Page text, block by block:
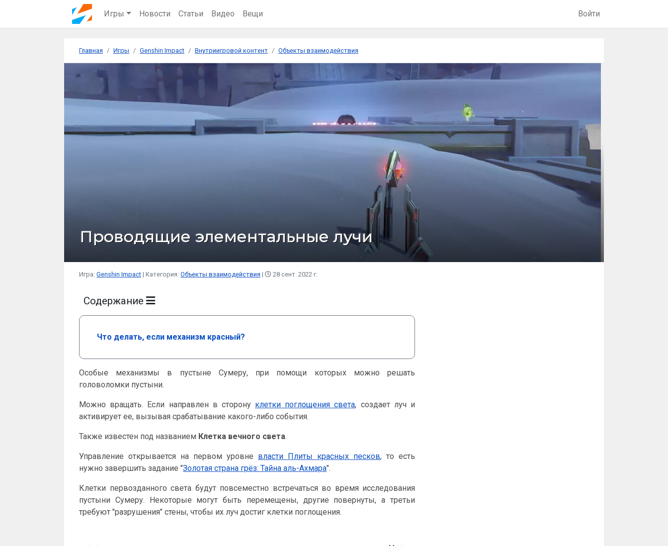
Игры Новости Статьи Видео Вещи Войти
Главная Игры Genshin Impact Внутриигровой контент Объекты взаимодействия
Проводящие элементальные лучи
Игра: Genshin Impact Категория: Объекты взаимодействия 28 сент. 2022 г.
Содержание
Что делать, если механизм красный?
Особые механизмы в пустыне Сумеру, при помощи которых можно решать
головоломки пустыни.
Можно вращать. Если направлен в сторону клетки поглощения света, создает луч и
активирует ее, вызывая срабатывание какого-либо события.
Также известен под названием Клетка вечного света.
Управление открывается на первом уровне власти Плиты красных песков, то есть
нужно завершить задание "Золотая страна грёз: Тайна аль-Ахмара".
Клетки первозданного света будут повсеместно встречаться во время исследования
пустыни Сумеру. Некоторые могут быть перемещены, другие повернуты, а третьи
требуют "разрушения" стены, чтобы их луч достиг клетки поглощения.